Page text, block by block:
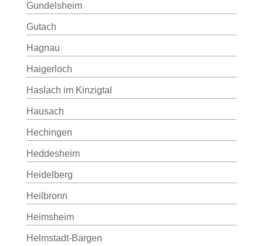
Gundelsheim
Gutach
Hagnau
Haigerloch
Haslach im Kinzigtal
Hausach
Hechingen
Heddesheim
Heidelberg
Heilbronn
Heimsheim
Helmstadt-Bargen